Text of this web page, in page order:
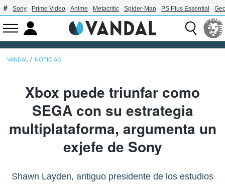
Sony Prime Video Anime Metacritic Spider-Man PS Plus Essential
VANDAL NOTICIAS
Xbox puede triunfar como
SEGA con su estrategia
multiplataforma, argumenta un
exjefe de Sony
Shawn Layden, antiguo presidente de los estudios